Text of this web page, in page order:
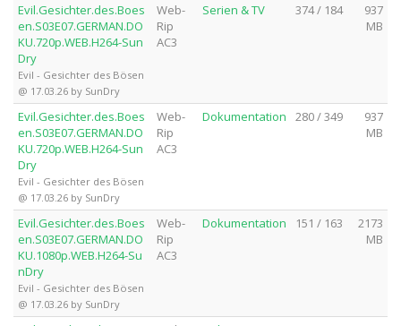
Evil.Gesichter.des.Boes
en.S03E07.GERMAN.DO
KU.720p.WEB.H264-Sun
Dry
Evil - Gesichter des Bösen
@ 17.03.26 by SunDry
Web-
Rip
AC3
Serien & TV 374 / 184
937
MB
Evil.Gesichter.des.Boes
en.S03E07.GERMAN.DO
KU.720p.WEB.H264-Sun
Dry
Evil - Gesichter des Bösen
@ 17.03.26 by SunDry
Web-
Rip
AC3
Dokumentation 280 / 349
937
MB
Evil.Gesichter.des.Boes
en.S03E07.GERMAN.DO
KU.1080p.WEB.H264-Su
nDry
Evil - Gesichter des Bösen
@ 17.03.26 by SunDry
Web-
Rip
AC3
Dokumentation 151 / 163
2173
MB